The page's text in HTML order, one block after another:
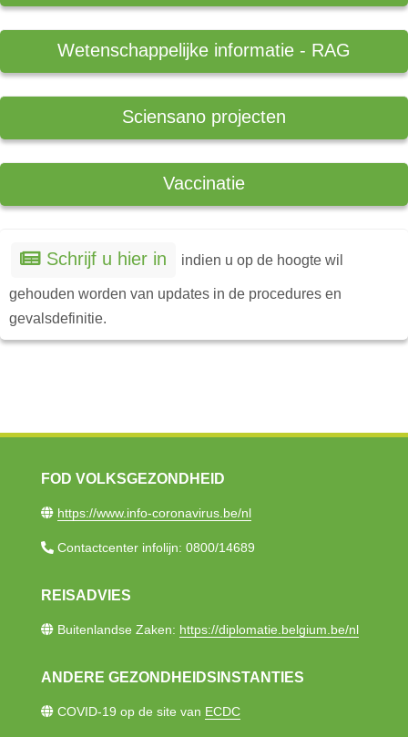
Wetenschappelijke informatie - RAG
Sciensano projecten
Vaccinatie
Schrijf u hier in indien u op de hoogte wil
gehouden worden van updates in de procedures en
gevalsdefinitie.
FOD VOLKSGEZONDHEID
https://www.info-coronavirus.be/nl​
Contactcenter infolijn: 0800/14689​
REISADVIES
Buitenlandse Zaken: https://diplomatie.belgium.be/nl
ANDERE GEZONDHEIDSINSTANTIES
COVID-19 op de site van ECDC